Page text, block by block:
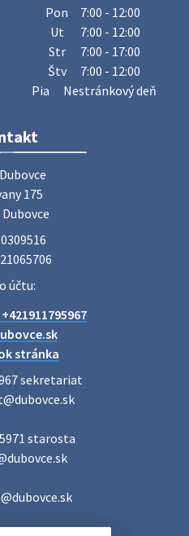
že v stredu 29. júla 2026
železa. Pracovníci Obecného
obcou a zbierať
Slovenska Dubovce
ich rodinných príslušníkov aj
na termálne kúpalisko
poradenstvo. Tím
riešenie v piatich kľúčových
krajov 2026 V obci
175, 908 62 Dubovce –
Pon
7:00 - 12:00
Ut
7:00 - 12:00
Str
7:00 - 17:00
Štv
7:00 - 12:00
Pia
Nestránkový deň
175
Dubovce
účtu:
stránka
sekretariat
starosta